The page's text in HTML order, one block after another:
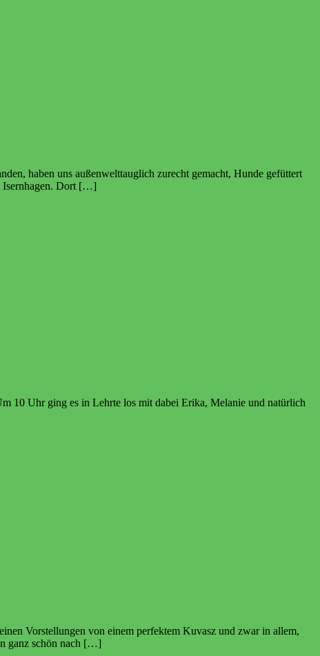
haben uns außenwelttauglich zurecht gemacht, Hunde gefüttert
Isernhagen. Dort […]
10 Uhr ging es in Lehrte los mit dabei Erika, Melanie und natürlich
Vorstellungen von einem perfektem Kuvasz und zwar in allem,
ganz schön nach […]